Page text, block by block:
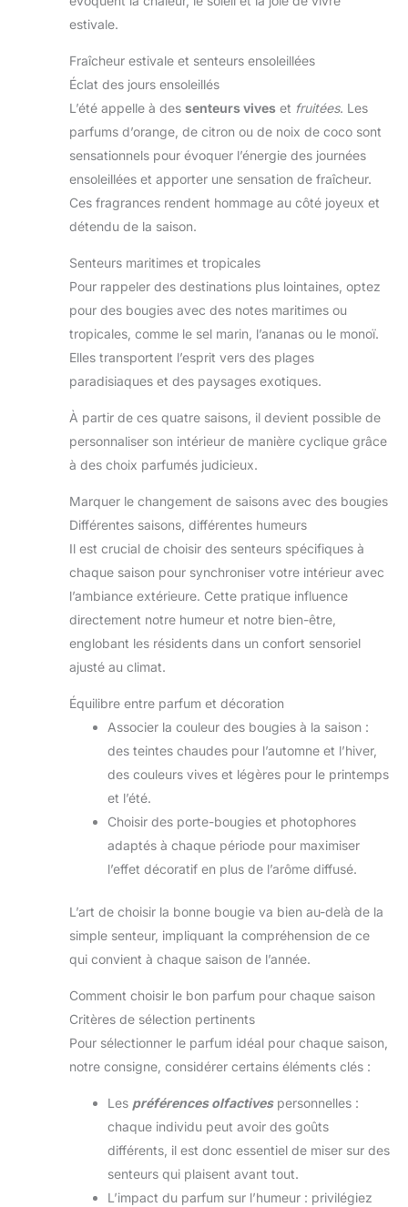
estivale.
Fraîcheur estivale et senteurs ensoleillées
Éclat des jours ensoleillés
L’été appelle à des senteurs vives et fruitées. Les
parfums d’orange, de citron ou de noix de coco sont
sensationnels pour évoquer l’énergie des journées
ensoleillées et apporter une sensation de fraîcheur.
Ces fragrances rendent hommage au côté joyeux et
détendu de la saison.
Senteurs maritimes et tropicales
Pour rappeler des destinations plus lointaines, optez
pour des bougies avec des notes maritimes ou
tropicales, comme le sel marin, l’ananas ou le monoï.
Elles transportent l’esprit vers des plages
paradisiaques et des paysages exotiques.
À partir de ces quatre saisons, il devient possible de
personnaliser son intérieur de manière cyclique grâce
à des choix parfumés judicieux.
Marquer le changement de saisons avec des bougies
Différentes saisons, différentes humeurs
Il est crucial de choisir des senteurs spécifiques à
chaque saison pour synchroniser votre intérieur avec
l’ambiance extérieure. Cette pratique influence
directement notre humeur et notre bien-être,
englobant les résidents dans un confort sensoriel
ajusté au climat.
Équilibre entre parfum et décoration
Associer la couleur des bougies à la saison :
des teintes chaudes pour l’automne et l’hiver,
des couleurs vives et légères pour le printemps
et l’été.
Choisir des porte-bougies et photophores
adaptés à chaque période pour maximiser
l’effet décoratif en plus de l’arôme diffusé.
L’art de choisir la bonne bougie va bien au-delà de la
simple senteur, impliquant la compréhension de ce
qui convient à chaque saison de l’année.
Comment choisir le bon parfum pour chaque saison
Critères de sélection pertinents
Pour sélectionner le parfum idéal pour chaque saison,
notre consigne, considérer certains éléments clés :
Les préférences olfactivespersonnelles :
chaque individu peut avoir des goûts
différents, il est donc essentiel de miser sur des
senteurs qui plaisent avant tout.
L’impact du parfum sur l’humeur : privilégiez